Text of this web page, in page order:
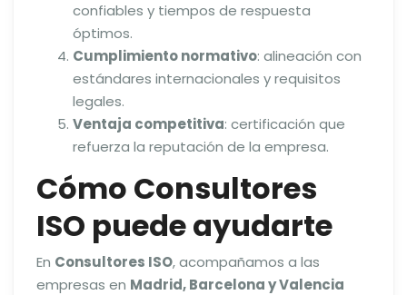
confiables y tiempos de respuesta
óptimos.
Cumplimiento normativo: alineación con
estándares internacionales y requisitos
legales.
Ventaja competitiva: certificación que
refuerza la reputación de la empresa.
Cómo Consultores
ISO puede ayudarte
En Consultores ISO, acompañamos a las
empresas en Madrid, Barcelona y Valencia